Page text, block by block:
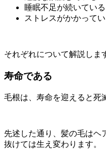
睡眠不足が続いている
ストレスがかかって
それぞれについて解説しま
寿命である
毛根は、寿命を迎えると死
先述した通り、髪の毛はヘ
抜けては生え変わります。